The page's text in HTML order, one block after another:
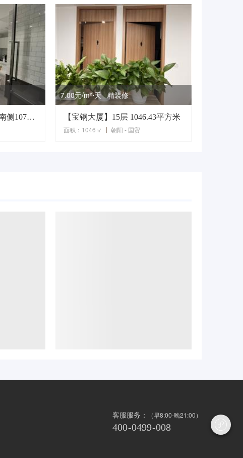
WWT大厦精品房源25F南侧1070平米办公室出租
7.00元/m²⋅天 精装修
【宝钢大厦】15层 1046.43平方米
面积：1046㎡
朝阳 - 国贸
客服服务： （早8:00-晚21:00）
400-0499-008